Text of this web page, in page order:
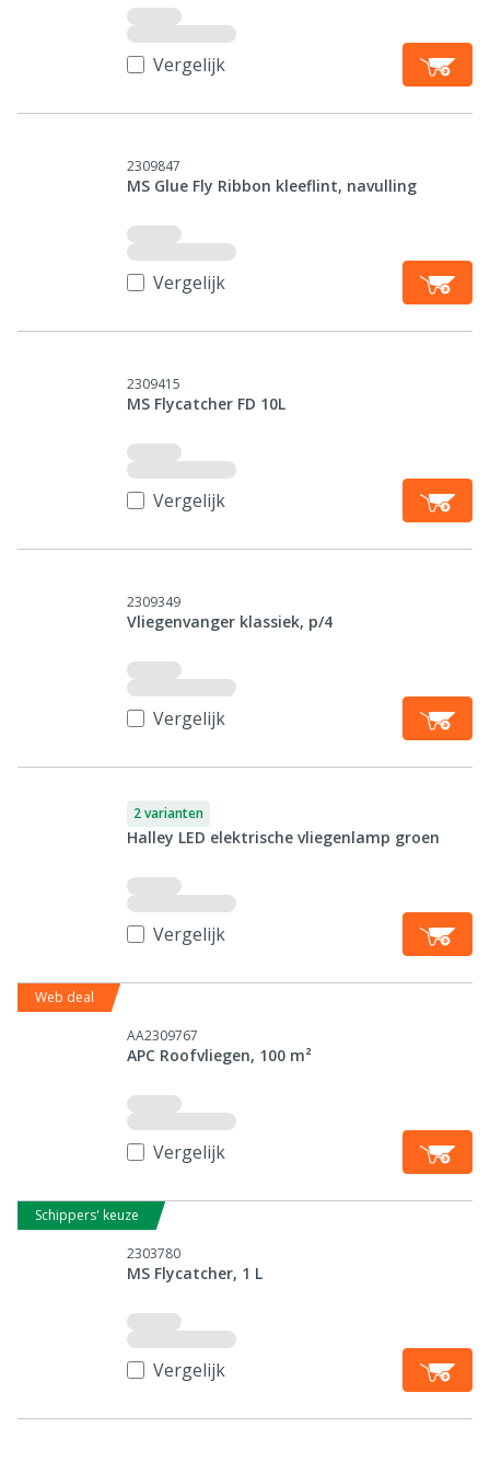
Vergelijk
2309847
MS Glue Fly Ribbon kleeflint, navulling
Vergelijk
2309415
MS Flycatcher FD 10L
Vergelijk
2309349
Vliegenvanger klassiek, p/4
Vergelijk
2 varianten
Halley LED elektrische vliegenlamp groen
Vergelijk
Web deal
AA2309767
APC Roofvliegen, 100 m²
Vergelijk
Schippers' keuze
2303780
MS Flycatcher, 1 L
Vergelijk